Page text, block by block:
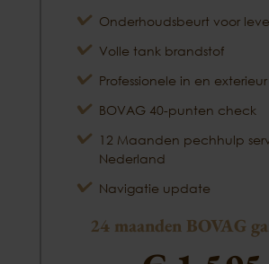
Onderhoudsbeurt voor
Volle tank brandstof
Professionele in en
BOVAG 40-punten check
12 Maanden pechhulp
Nederland
Navigatie update
24 maanden BOVAG